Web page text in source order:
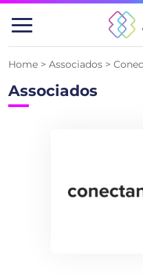
Pular
para
Home > Associados >
Associados